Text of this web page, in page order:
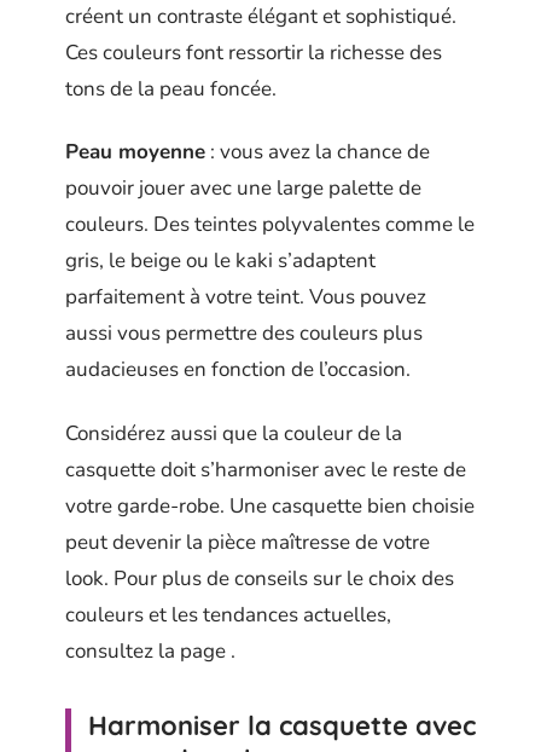
créent un contraste élégant et sophistiqué.
Ces couleurs font ressortir la richesse des
tons de la peau foncée.
Peau moyenne : vous avez la chance de
pouvoir jouer avec une large palette de
couleurs. Des teintes polyvalentes comme le
gris, le beige ou le kaki s’adaptent
parfaitement à votre teint. Vous pouvez
aussi vous permettre des couleurs plus
audacieuses en fonction de l’occasion.
Considérez aussi que la couleur de la
casquette doit s’harmoniser avec le reste de
votre garde-robe. Une casquette bien choisie
peut devenir la pièce maîtresse de votre
look. Pour plus de conseils sur le choix des
couleurs et les tendances actuelles,
consultez la page .
Harmoniser la casquette avec